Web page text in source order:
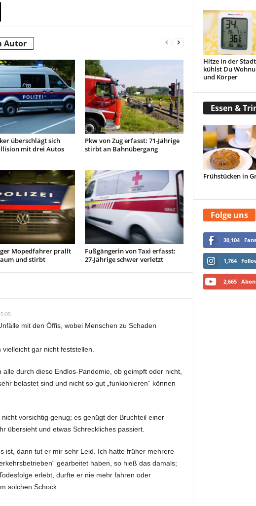
Autor
überschlägt sich
mit drei Autos
Pkw von Zug erfasst: 71-Jährige
stirbt an Bahnübergang
Mopedfahrer prallt
und stirbt
Fußgängerin von Taxi erfasst:
27-Jährige schwer verletzt
mit den Öffis, wobei Menschen zu Schaden
gar nicht feststellen.
durch diese Endlos-Pandemie, ob geimpft oder nicht,
belastet sind und nicht so gut „funkionieren“ können
vorsichtig genug; es genügt der Bruchteil einer
übersieht und etwas Schreckliches passiert.
ist, dann tut er mir sehr Leid. Ich hatte früher mehrere
gearbeitet haben, so hieß das damals;
erlebt, durfte er nie mehr fahren oder
solchen Schock.
Hitze in der
kühlst Du
und Körper
Essen &
Frühstücken in
Folge uns
30,104 Fans
1,764
2,665